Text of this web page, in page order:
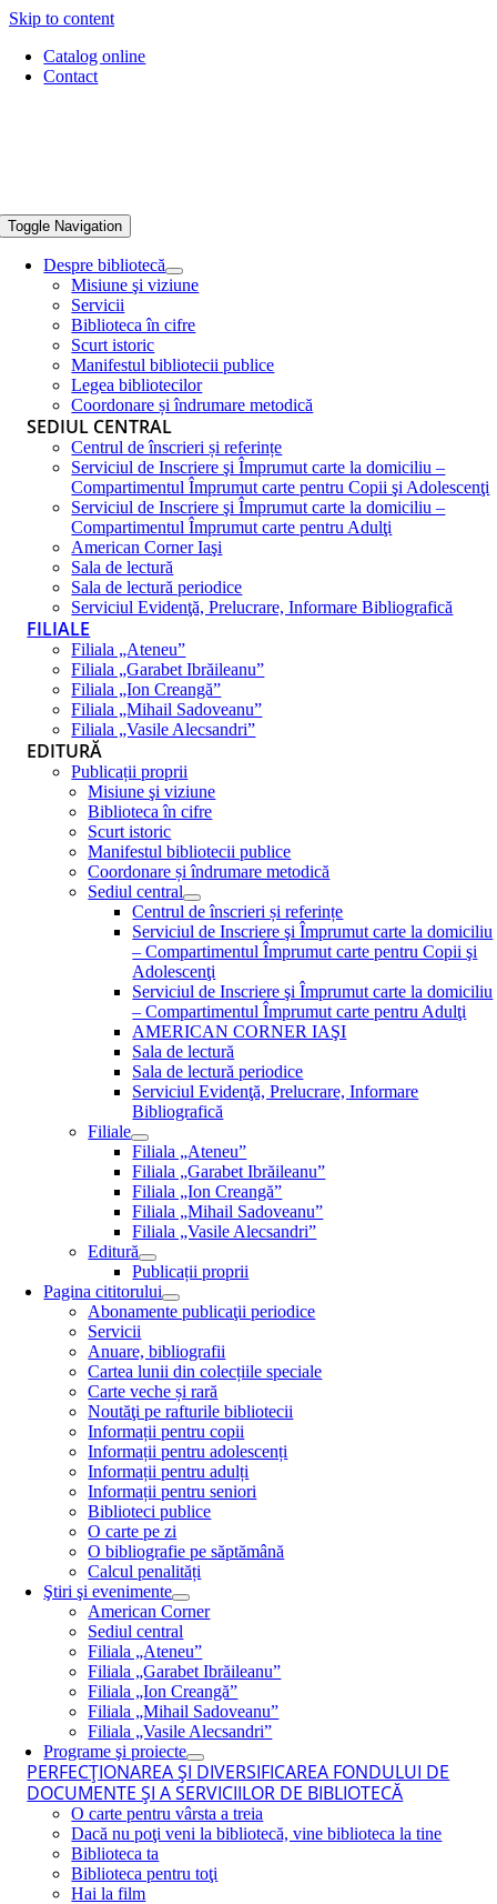
Skip to content
Catalog online
Contact
Toggle Navigation
Despre bibliotecă
Misiune şi viziune
Servicii
Biblioteca în cifre
Scurt istoric
Manifestul bibliotecii publice
Legea bibliotecilor
Coordonare și îndrumare metodică
SEDIUL CENTRAL
Centrul de înscrieri și referințe
Serviciul de Inscriere şi Împrumut carte la domiciliu –
Compartimentul Împrumut carte pentru Copii şi Adolescenţi
Serviciul de Inscriere şi Împrumut carte la domiciliu –
Compartimentul Împrumut carte pentru Adulţi
American Corner Iaşi
Sala de lectură
Sala de lectură periodice
Serviciul Evidenţă, Prelucrare, Informare Bibliografică
FILIALE
Filiala „Ateneu”
Filiala „Garabet Ibrăileanu”
Filiala „Ion Creangă”
Filiala „Mihail Sadoveanu”
Filiala „Vasile Alecsandri”
EDITURĂ
Publicații proprii
Misiune şi viziune
Biblioteca în cifre
Scurt istoric
Manifestul bibliotecii publice
Coordonare și îndrumare metodică
Sediul central
Centrul de înscrieri și referințe
Serviciul de Inscriere şi Împrumut carte la domiciliu
– Compartimentul Împrumut carte pentru Copii şi
Adolescenţi
Serviciul de Inscriere şi Împrumut carte la domiciliu
– Compartimentul Împrumut carte pentru Adulţi
AMERICAN CORNER IAŞI
Sala de lectură
Sala de lectură periodice
Serviciul Evidenţă, Prelucrare, Informare
Bibliografică
Filiale
Filiala „Ateneu”
Filiala „Garabet Ibrăileanu”
Filiala „Ion Creangă”
Filiala „Mihail Sadoveanu”
Filiala „Vasile Alecsandri”
Editură
Publicații proprii
Pagina cititorului
Abonamente publicaţii periodice
Servicii
Anuare, bibliografii
Cartea lunii din colecțiile speciale
Carte veche și rară
Noutăţi pe rafturile bibliotecii
Informații pentru copii
Informații pentru adolescenți
Informații pentru adulți
Informații pentru seniori
Biblioteci publice
O carte pe zi
O bibliografie pe săptămână
Calcul penalități
Ştiri şi evenimente
American Corner
Sediul central
Filiala „Ateneu”
Filiala „Garabet Ibrăileanu”
Filiala „Ion Creangă”
Filiala „Mihail Sadoveanu”
Filiala „Vasile Alecsandri”
Programe şi proiecte
PERFECŢIONAREA ŞI DIVERSIFICAREA FONDULUI DE
DOCUMENTE ŞI A SERVICIILOR DE BIBLIOTECĂ
O carte pentru vârsta a treia
Dacă nu poţi veni la bibliotecă, vine biblioteca la tine
Biblioteca ta
Biblioteca pentru toţi
Hai la film